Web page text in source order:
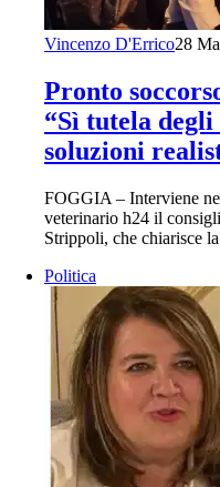
Vincenzo D'Errico28
Pronto
“Sì tutela
soluzioni
FOGGIA – Interviene
veterinario h24 il
Strippoli, che chiarisce
Politica